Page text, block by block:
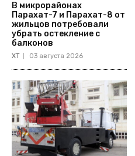
В микрорайонах
Парахат-7 и Парахат-8 от
жильцов потребовали
убрать остекление с
балконов
ХТ 03 августа 2026